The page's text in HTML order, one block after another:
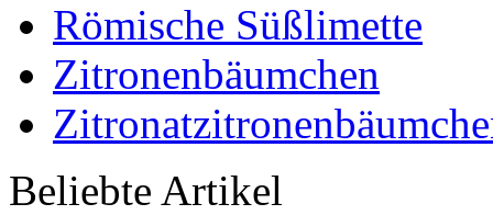
Römische Süßlimette
Zitronenbäumchen
Beliebte Artikel